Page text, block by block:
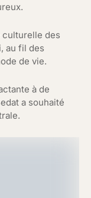
culturelle des
au fil des
de vie.
à de
a souhaité